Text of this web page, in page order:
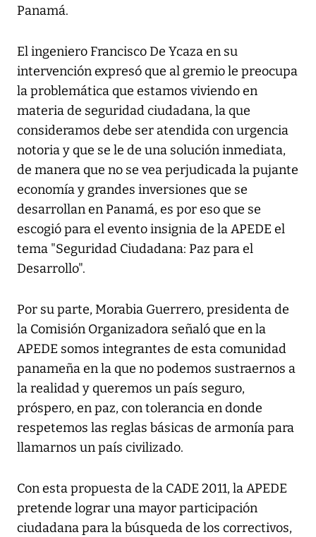
Panamá.
El ingeniero Francisco De Ycaza en su
intervención expresó que al gremio le preocupa
la problemática que estamos viviendo en
materia de seguridad ciudadana, la que
consideramos debe ser atendida con urgencia
notoria y que se le de una solución inmediata,
de manera que no se vea perjudicada la pujante
economía y grandes inversiones que se
desarrollan en Panamá, es por eso que se
escogió para el evento insignia de la APEDE el
tema "Seguridad Ciudadana: Paz para el
Desarrollo".
Por su parte, Morabia Guerrero, presidenta de
la Comisión Organizadora señaló que en la
APEDE somos integrantes de esta comunidad
panameña en la que no podemos sustraernos a
la realidad y queremos un país seguro,
próspero, en paz, con tolerancia en donde
respetemos las reglas básicas de armonía para
llamarnos un país civilizado.
Con esta propuesta de la CADE 2011, la APEDE
pretende lograr una mayor participación
ciudadana para la búsqueda de los correctivos,